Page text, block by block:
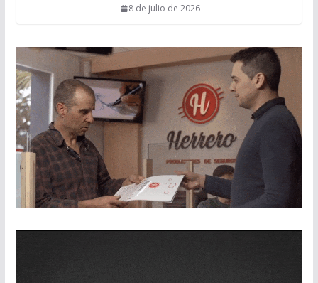
8 de julio de 2026